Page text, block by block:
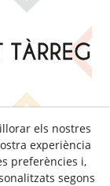
els nostres
experiència
preferències i,
segons